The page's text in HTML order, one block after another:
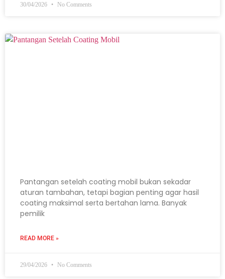
30/04/2026 No Comments
Pantangan setelah coating mobil bukan sekadar
aturan tambahan, tetapi bagian penting agar hasil
coating maksimal serta bertahan lama. Banyak
pemilik
READ MORE »
29/04/2026 No Comments